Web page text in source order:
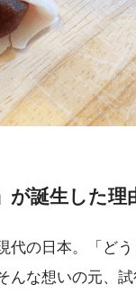
が誕生した理
代の日本。「ど
んな想いの元、